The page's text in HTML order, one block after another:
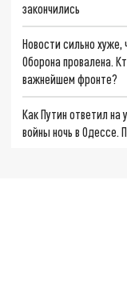
закончились
Новости сильно
Оборона провалена.
важнейшем фронте?
Как Путин ответил на
войны ночь в Одессе.